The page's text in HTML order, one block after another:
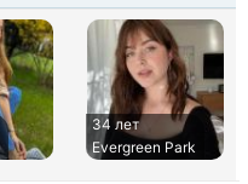
34 лет
Evergreen Park